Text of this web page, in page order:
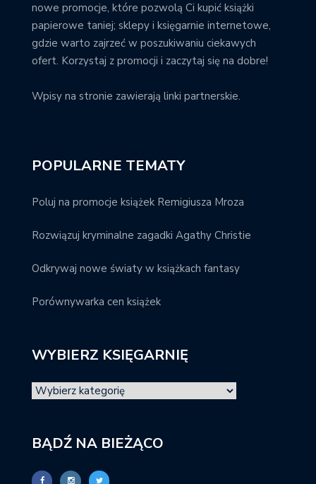
nowe promocje, które pozwolą Ci kupić książki
papierowe taniej; sklepy i księgarnie internetowe,
gdzie warto zajrzeć w poszukiwaniu ciekawych
ofert. Korzystaj z promocji i zaczytaj się na dobre!
Wpisy na stronie zawierają linki partnerskie.
POPULARNE TEMATY
Poluj na promocje książek Remigiusza Mroza
Rozwiązuj kryminalne zagadki Agathy Christie
Odkrywaj nowe światy w książkach fantasy
Porównywarka cen książek
WYBIERZ KSIĘGARNIĘ
BĄDŹ NA BIEŻĄCO